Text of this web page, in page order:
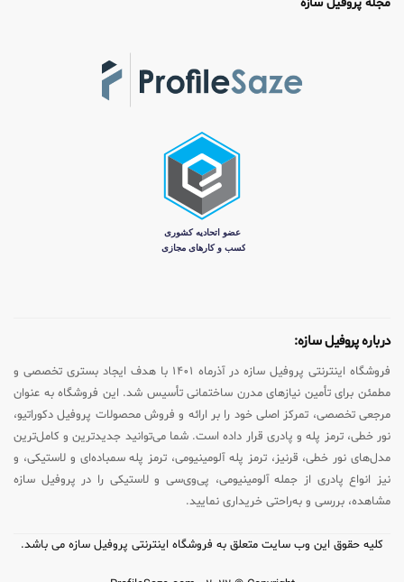
درباره پروفیل سازه:
فروشگاه اینترنتی پروفیل سازه در آذرماه ۱۴۰۱ با هدف ایجاد بستری تخصصی و
مطمئن برای تأمین نیازهای مدرن ساختمانی تأسیس شد. این فروشگاه به عنوان
مرجعی تخصصی، تمرکز اصلی خود را بر ارائه و فروش محصولات پروفیل دکوراتیو،
نور خطی، ترمز پله و پادری قرار داده است. شما می‌توانید جدیدترین و کامل‌ترین
مدل‌های نور خطی، قرنیز، ترمز پله آلومینیومی، ترمز پله سمباده‌ای و لاستیکی، و
نیز انواع پادری از جمله آلومینیومی، پی‌وی‌سی و لاستیکی را در پروفیل سازه
مشاهده، بررسی و به‌راحتی خریداری نمایید.
کلیه حقوق این وب سایت متعلق به فروشگاه اینترنتی پروفیل سازه می باشد.